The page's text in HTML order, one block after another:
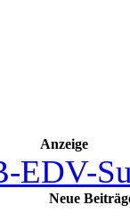
Anzeige
Neue